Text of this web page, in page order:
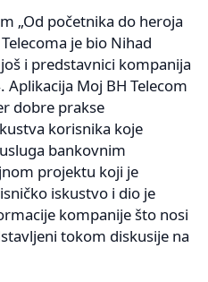
„Od početnika do heroja
je bio Nihad
i predstavnici kompanija
Aplikacija Moj BH Telecom
dobre prakse
korisnika koje
bankovnim
projektu koji je
iskustvo i dio je
kompanije što nosi
tokom diskusije na